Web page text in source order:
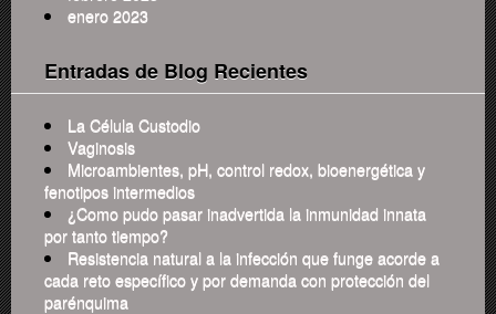
enero 2023
Entradas de Blog Recientes
La Célula Custodio
Vaginosis
Microambientes, pH, control redox, bioenergética y
fenotipos intermedios
¿Como pudo pasar inadvertida la inmunidad innata
por tanto tiempo?
Resistencia natural a la infección que funge acorde a
cada reto específico y por demanda con protección del
parénquima